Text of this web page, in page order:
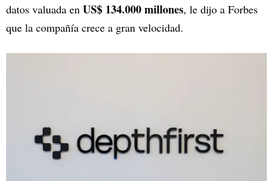
datos valuada en US$ 134.000 millones, le dijo a Forbes
que la compañía crece a gran velocidad.